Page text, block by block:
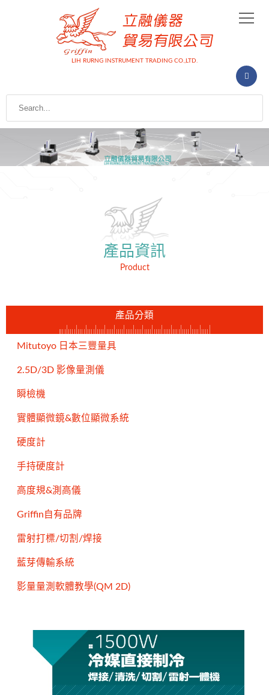
LIH RURNG INSTRUMENT TRADING CO.,LTD.
產品資訊
Product
產品分類
Mitutoyo 日本三豐量具
2.5D/3D 影像量測儀
瞬檢機
實體顯微鏡&數位顯微系統
硬度計
手持硬度計
高度規&測高儀
Griffin自有品牌
雷射打標/切割/焊接
藍芽傳輸系統
影量量測軟體教學(QM 2D)